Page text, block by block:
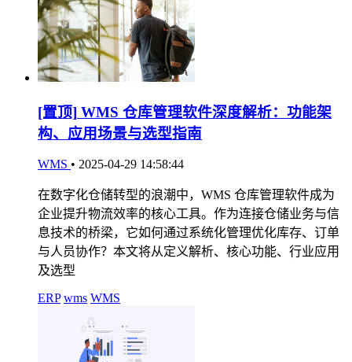
[置顶] WMS 仓库管理软件深度解析：功能架
构、应用场景与选型指南
WMS • 2025-04-29 14:58:44
在数字化仓储转型的浪潮中，WMS 仓库管理软件成为
企业提升物流效率的核心工具。作为连接仓储业务与信
息技术的桥梁，它如何通过系统化管理优化库存、订单
与人员协作？本文将从定义解析、核心功能、行业应用
及选型
ERP wms WMS